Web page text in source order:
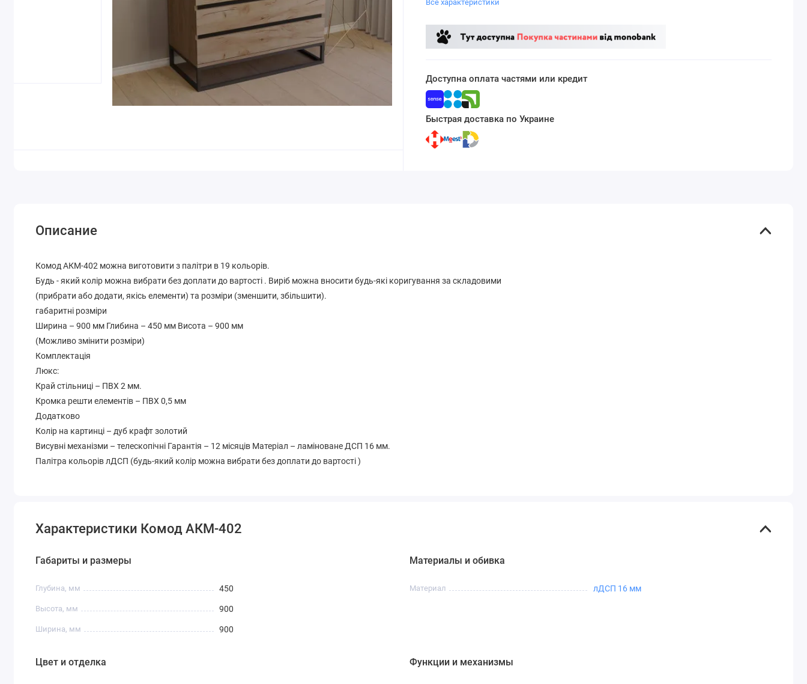
Все характеристики
Доступна оплата частями или кредит
Быстрая доставка по Украине
Описание
Комод АКМ-402 можна виготовити з палітри в 19 кольорів.
Будь - який колір можна вибрати без доплати до вартості . Виріб можна вносити будь-які коригування за складовими
(прибрати або додати, якісь елементи) та розміри (зменшити, збільшити).
габаритні розміри
Ширина – 900 мм Глибина – 450 мм Висота – 900 мм
(Можливо змінити розміри)
Комплектація
Люкс:
Край стільниці – ПВХ 2 мм.
Кромка решти елементів – ПВХ 0,5 мм
Додатково
Колір на картинці – дуб крафт золотий
Висувні механізми – телескопічні Гарантія – 12 місяців Матеріал – ламіноване ДСП 16 мм.
Палітра кольорів лДСП (будь-який колір можна вибрати без доплати до вартості )
Характеристики Комод АКМ-402
Габариты и размеры
Глубина, мм 450
Высота, мм 900
Ширина, мм 900
Материалы и обивка
Материал лДСП 16 мм
Цвет и отделка Функции и механизмы